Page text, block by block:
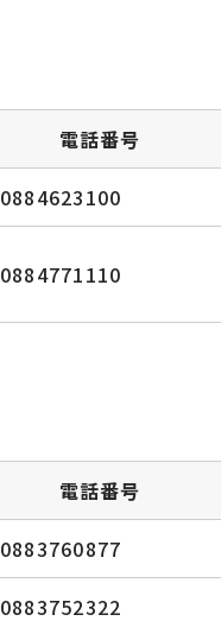
電話番号
0884623100
0884771110
電話番号
0883760877
0883752322